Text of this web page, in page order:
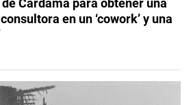
Cardama para obtener una
en un ‘cowork’ y una